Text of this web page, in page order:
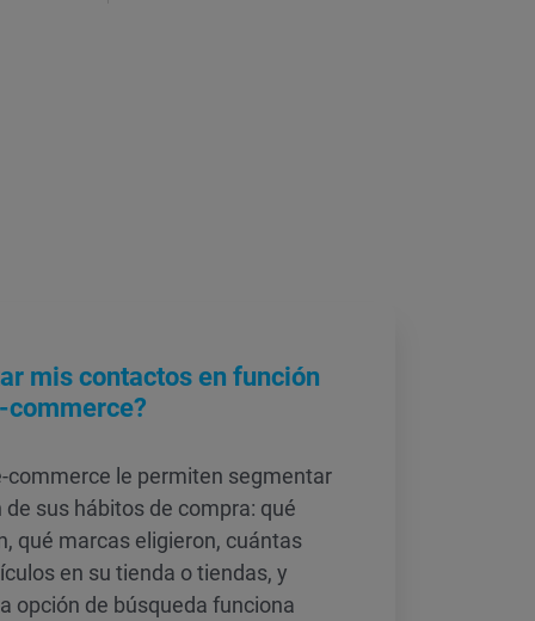
mis contactos en función
commerce?
commerce le permiten segmentar
sus hábitos de compra: qué
qué marcas eligieron, cuántas
en su tienda o tiendas, y
opción de búsqueda funciona